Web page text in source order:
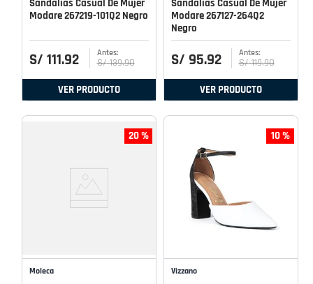
Sandalias Casual De Mujer
Modare 267219-101Q2 Negro
S/ 111.92 S/ 139.90
VER PRODUCTO
Sandalias Casual De Mujer
Modare 267127-264Q2
Negro
S/ 95.92 S/ 119.90
VER PRODUCTO
20 %
Moleca
10 %
Vizzano